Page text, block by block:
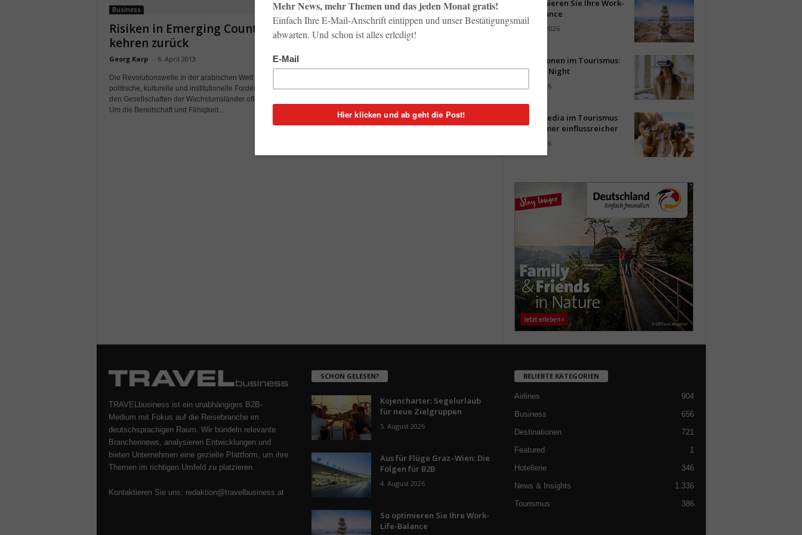
Business
Risiken in Emerging Countries
kehren zurück
Georg Karp - 6. April 2013 3
Die Revolutionswelle in der arabischen Welt hat neue
politische, kulturelle und institutionelle Forderungen in
den Gesellschaften der Wachstumsländer offengelegt.
Um die Bereitschaft und Fähigkeit...
So optimieren Sie Ihre Work-
Life-Balance
3. August 2026
Innovationen im Tourismus:
Start-up Night
31. Juli 2026
Social Media im Tourismus
wird immer einflussreicher
30. Juli 2026
TRAVELbusiness ist ein unabhängiges B2B-
Medium mit Fokus auf die Reisebranche im
deutschsprachigen Raum. Wir bündeln relevante
Branchennews, analysieren Entwicklungen und
bieten Unternehmen eine gezielte Plattform, um ihre
Themen im richtigen Umfeld zu platzieren.
Kontaktieren Sie uns: redaktion@travelbusiness.at
SCHON GELESEN?
Kojencharter: Segelurlaub
für neue Zielgruppen
5. August 2026
Aus für Flüge Graz–Wien: Die
Folgen für B2B
4. August 2026
So optimieren Sie Ihre Work-
Life-Balance
BELIEBTE KATEGORIEN
Airlines
904
Business
656
Destinationen
721
Featured
1
Hotellerie
346
News & Insights
1.336
Tourismus
386